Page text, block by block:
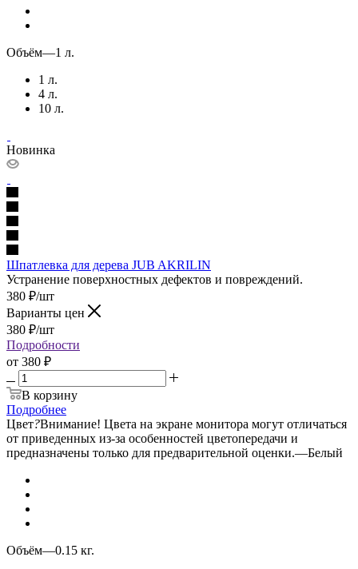
Объём—1 л.
1 л.
4 л.
10 л.
Новинка
Шпатлевка для дерева JUB AKRILIN
Устранение поверхностных дефектов и повреждений.
380 ₽/шт
Варианты цен
380 ₽/шт
Подробности
от 380 ₽
В корзину
Подробнее
Цвет?Внимание! Цвета на экране монитора могут отличаться
от приведенных из-за особенностей цветопередачи и
предназначены только для предварительной оценки.—Белый
Объём—0.15 кг.